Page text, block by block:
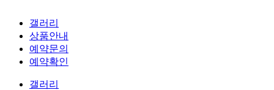
갤러리
상품안내
예약문의
예약확인
갤러리